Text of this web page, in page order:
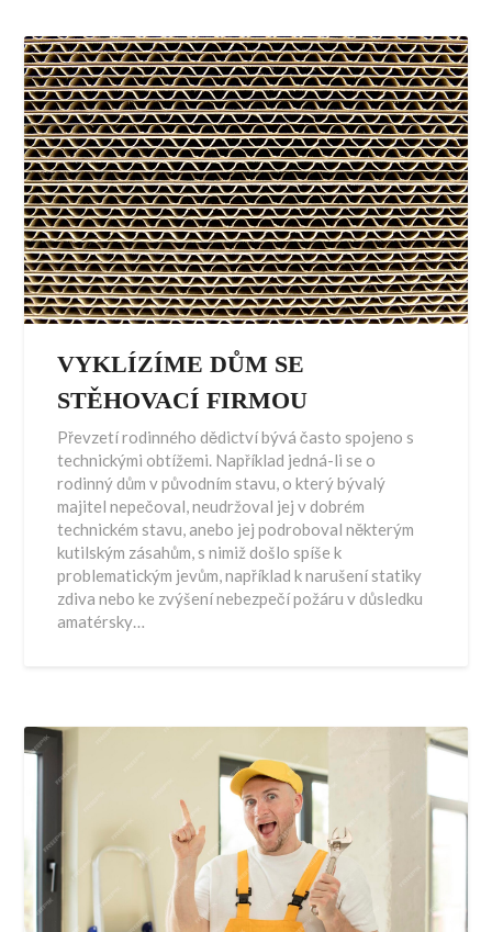
VYKLÍZÍME DŮM SE
STĚHOVACÍ FIRMOU
Převzetí rodinného dědictví bývá často spojeno s
technickými obtížemi. Například jedná-li se o
rodinný dům v původním stavu, o který bývalý
majitel nepečoval, neudržoval jej v dobrém
technickém stavu, anebo jej podroboval některým
kutilským zásahům, s nimiž došlo spíše k
problematickým jevům, například k narušení statiky
zdiva nebo ke zvýšení nebezpečí požáru v důsledku
amatérsky…